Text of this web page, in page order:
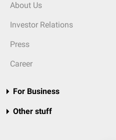
About Us
Investor Relations
Press
Career
For Business
Other stuff